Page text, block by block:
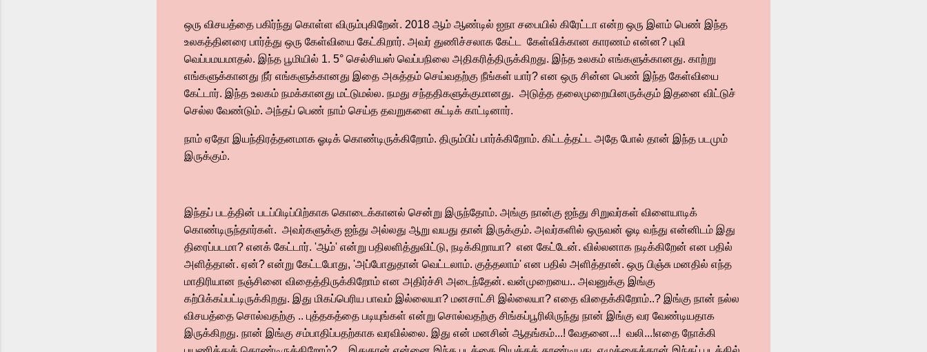
ஒரு விசயத்தை பகிர்ந்து கொள்ள விரும்புகிறேன். 2018 ஆம் ஆண்டில் ஐநா சபையில் கிரேட்டா என்ற ஒரு இளம் பெண் இந்த
உலகத்தினரை பார்த்து ஒரு கேள்வியை கேட்கிறார். அவர் துணிச்சலாக கேட்ட கேள்விக்கான காரணம் என்ன? புவி
வெப்பமயமாதல். இந்த பூமியில் 1. 5° செல்சியஸ் வெப்பநிலை அதிகரித்திருக்கிறது. இந்த உலகம் எங்களுக்கானது. காற்று
எங்களுக்கானது நீர் எங்களுக்கானது இதை அசுத்தம் செய்வதற்கு நீங்கள் யார்? என ஒரு சின்ன பெண் இந்த கேள்வியை
கேட்டார். இந்த உலகம் நமக்கானது மட்டுமல்ல. நமது சந்ததிகளுக்குமானது. அடுத்த தலைமுறையினருக்கும் இதனை விட்டுச்
செல்ல வேண்டும். அந்தப் பெண் நாம் செய்த தவறுகளை சுட்டிக் காட்டினார்.
நாம் ஏதோ இயந்திரத்தனமாக ஓடிக் கொண்டிருக்கிறோம். திரும்பிப் பார்க்கிறோம். கிட்டத்தட்ட அதே போல் தான் இந்த படமும்
இருக்கும்.‌
இந்தப் படத்தின் படப்பிடிப்பிற்காக கொடைக்கானல் சென்று இருந்தோம். அங்கு நான்கு ஐந்து சிறுவர்கள் விளையாடிக்
கொண்டிருந்தார்கள். அவர்களுக்கு ஐந்து அல்லது ஆறு வயது தான் இருக்கும். அவர்களில் ஒருவன் ஓடி வந்து என்னிடம் இது
திரைப்படமா? எனக் கேட்டார். 'ஆம்' என்று பதிலளித்துவிட்டு, நடிக்கிறாயா? என கேட்டேன். வில்லனாக நடிக்கிறேன் என பதில்
அளித்தான். ஏன்? என்று கேட்டபோது, 'அப்போதுதான் வெட்டலாம். குத்தலாம்' என பதில் அளித்தான். ஒரு பிஞ்சு மனதில் எந்த
மாதிரியான நஞ்சினை விதைத்திருக்கிறோம் என அதிர்ச்சி அடைந்தேன். வன்முறையை.. அவனுக்கு இங்கு
கற்பிக்கப்பட்டிருக்கிறது. இது மிகப்பெரிய பாவம் இல்லையா? மனசாட்சி இல்லையா? எதை விதைக்கிறோம்..? இங்கு நான் நல்ல
விசயத்தை சொல்வதற்கு .. புத்தகத்தை படியுங்கள் என்று சொல்வதற்கு சிங்கப்பூரிலிருந்து நான் இங்கு வர வேண்டியதாக
இருக்கிறது. நான் இங்கு சம்பாதிப்பதற்காக வரவில்லை. இது என் மனசின் ஆதங்கம்...! வேதனை...! வலி...!எதை நோக்கி